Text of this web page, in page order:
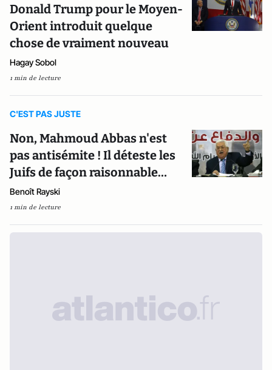
Donald Trump pour le Moyen-
Orient introduit quelque
chose de vraiment nouveau
Hagay Sobol
1 min de lecture
C'EST PAS JUSTE
Non, Mahmoud Abbas n'est
pas antisémite ! Il déteste les
Juifs de façon raisonnable…
Benoît Rayski
1 min de lecture